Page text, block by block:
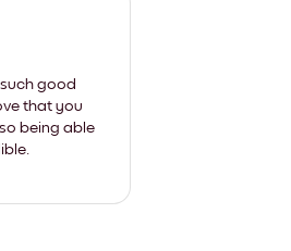
good
that you
being able